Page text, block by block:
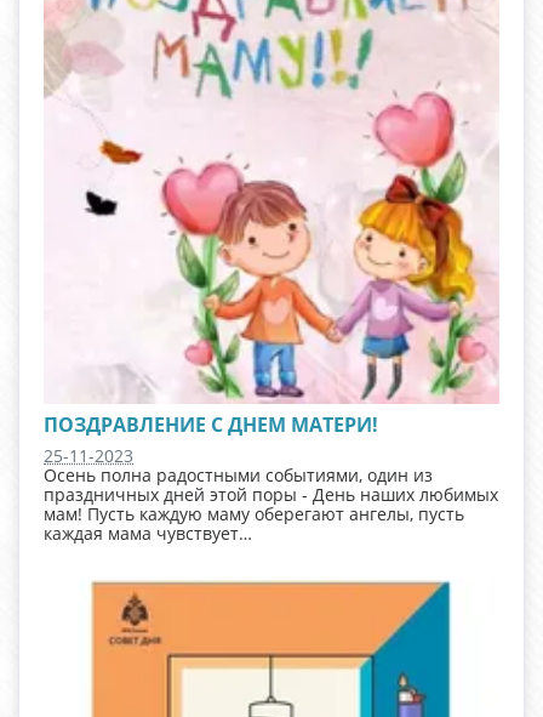
ПОЗДРАВЛЕНИЕ С ДНЕМ МАТЕРИ!
25-11-2023
Осень полна радостными событиями, один из
праздничных дней этой поры - День наших любимых
мам! Пусть каждую маму оберегают ангелы, пусть
каждая мама чувствует…